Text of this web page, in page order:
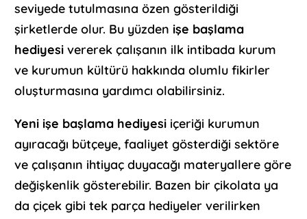
seviyede tutulmasına özen gösterildiği
şirketlerde olur. Bu yüzden işe başlama
hediyesivererek çalışanın ilk intibada kurum
ve kurumun kültürü hakkında olumlu fikirler
oluşturmasına yardımcı olabilirsiniz.
Yeni işe başlama hediyesi içeriği kurumun
ayıracağı bütçeye, faaliyet gösterdiği sektöre
ve çalışanın ihtiyaç duyacağı materyallere göre
değişkenlik gösterebilir. Bazen bir çikolata ya
da çiçek gibi tek parça hediyeler verilirken